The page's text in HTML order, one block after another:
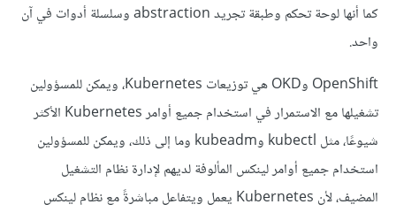
كما أنها لوحة تحكم وطبقة تجريد abstraction وسلسلة أدوات في آن
واحد.
OpenShift وOKD هي توزيعات Kubernetes، ويمكن للمسؤولين
تشغيلها مع الاستمرار في استخدام جميع أوامر Kubernetes الأكثر
شيوعًا، مثل kubectl وkubeadm وما إلى ذلك، ويمكن للمسؤولين
استخدام جميع أوامر لينكس المألوفة لديهم لإدارة نظام التشغيل
المضيف، لأن Kubernetes يعمل ويتفاعل مباشرةً مع نظام لينكس